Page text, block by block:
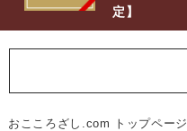
定】
おこころざし.com トップページ